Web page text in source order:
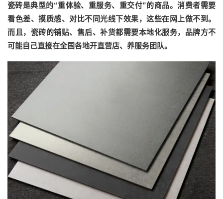
瓷砖是典型的“重体验、重服务、重交付”的商品。消费者需要
看色差、摸质感、对比不同光线下效果，这些在网上做不到。
而且，瓷砖的铺贴、售后、补货都需要本地化服务，品牌方不
可能自己直接在全国各地开直营店、养服务团队。